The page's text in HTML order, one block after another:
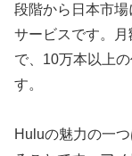
段階から日本市
サービスです。
で、10万本以上
す。
Huluの魅力の一